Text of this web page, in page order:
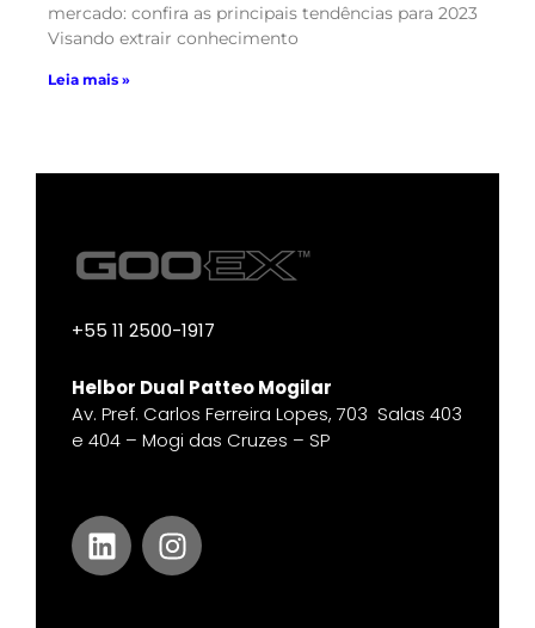
mercado: confira as principais tendências para 2023
Visando extrair conhecimento
Leia mais »
+55 11 2500-1917​
Helbor Dual Patteo Mogilar
Av. Pref. Carlos Ferreira Lopes, 703 Salas 403
e 404 – Mogi das Cruzes – SP